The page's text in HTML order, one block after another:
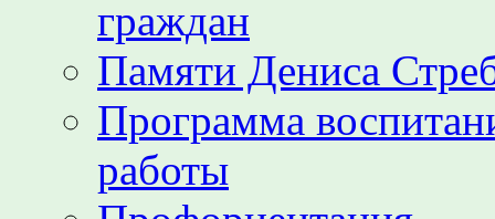
граждан
Памяти Дениса
Программа
работы